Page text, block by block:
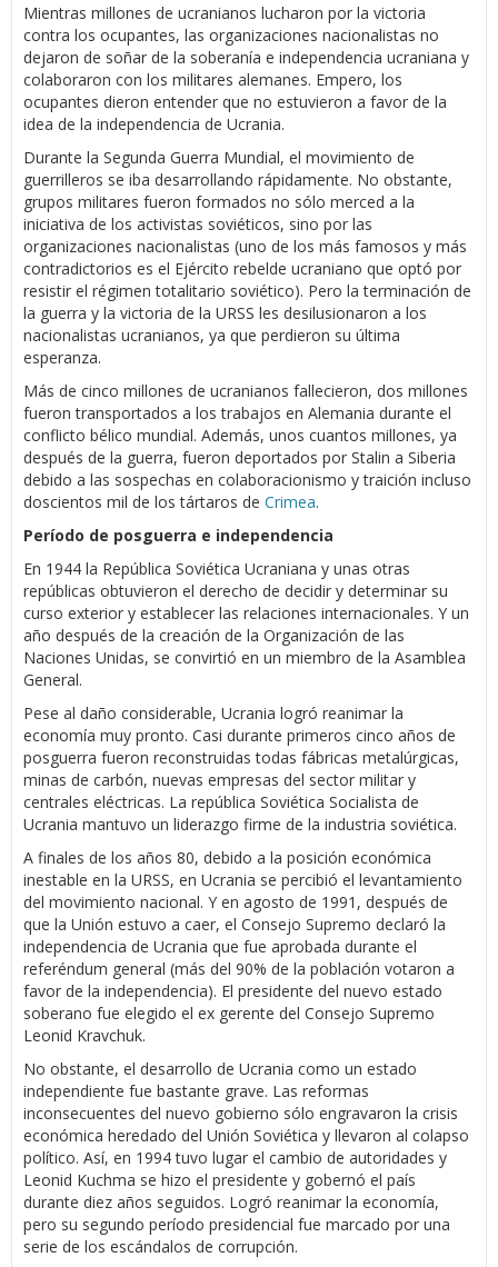
Mientras millones de ucranianos lucharon por la victoria
contra los ocupantes, las organizaciones nacionalistas no
dejaron de soñar de la soberanía e independencia ucraniana y
colaboraron con los militares alemanes. Empero, los
ocupantes dieron entender que no estuvieron a favor de la
idea de la independencia de Ucrania.
Durante la Segunda Guerra Mundial, el movimiento de
guerrilleros se iba desarrollando rápidamente. No obstante,
grupos militares fueron formados no sólo merced a la
iniciativa de los activistas soviéticos, sino por las
organizaciones nacionalistas (uno de los más famosos y más
contradictorios es el Ejército rebelde ucraniano que optó por
resistir el régimen totalitario soviético). Pero la terminación de
la guerra y la victoria de la URSS les desilusionaron a los
nacionalistas ucranianos, ya que perdieron su última
esperanza.
Más de cinco millones de ucranianos fallecieron, dos millones
fueron transportados a los trabajos en Alemania durante el
conflicto bélico mundial. Además, unos cuantos millones, ya
después de la guerra, fueron deportados por Stalin a Siberia
debido a las sospechas en colaboracionismo y traición incluso
doscientos mil de los tártaros de Crimea.
Período de posguerra e independencia
En 1944 la República Soviética Ucraniana y unas otras
repúblicas obtuvieron el derecho de decidir y determinar su
curso exterior y establecer las relaciones internacionales. Y un
año después de la creación de la Organización de las
Naciones Unidas, se convirtió en un miembro de la Asamblea
General.
Pese al daño considerable, Ucrania logró reanimar la
economía muy pronto. Casi durante primeros cinco años de
posguerra fueron reconstruidas todas fábricas metalúrgicas,
minas de carbón, nuevas empresas del sector militar y
centrales eléctricas. La república Soviética Socialista de
Ucrania mantuvo un liderazgo firme de la industria soviética.
A finales de los años 80, debido a la posición económica
inestable en la URSS, en Ucrania se percibió el levantamiento
del movimiento nacional. Y en agosto de 1991, después de
que la Unión estuvo a caer, el Consejo Supremo declaró la
independencia de Ucrania que fue aprobada durante el
referéndum general (más del 90% de la población votaron a
favor de la independencia). El presidente del nuevo estado
soberano fue elegido el ex gerente del Consejo Supremo
Leonid Kravchuk.
No obstante, el desarrollo de Ucrania como un estado
independiente fue bastante grave. Las reformas
inconsecuentes del nuevo gobierno sólo engravaron la crisis
económica heredado del Unión Soviética y llevaron al colapso
político. Así, en 1994 tuvo lugar el cambio de autoridades y
Leonid Kuchma se hizo el presidente y gobernó el país
durante diez años seguidos. Logró reanimar la economía,
pero su segundo período presidencial fue marcado por una
serie de los escándalos de corrupción.